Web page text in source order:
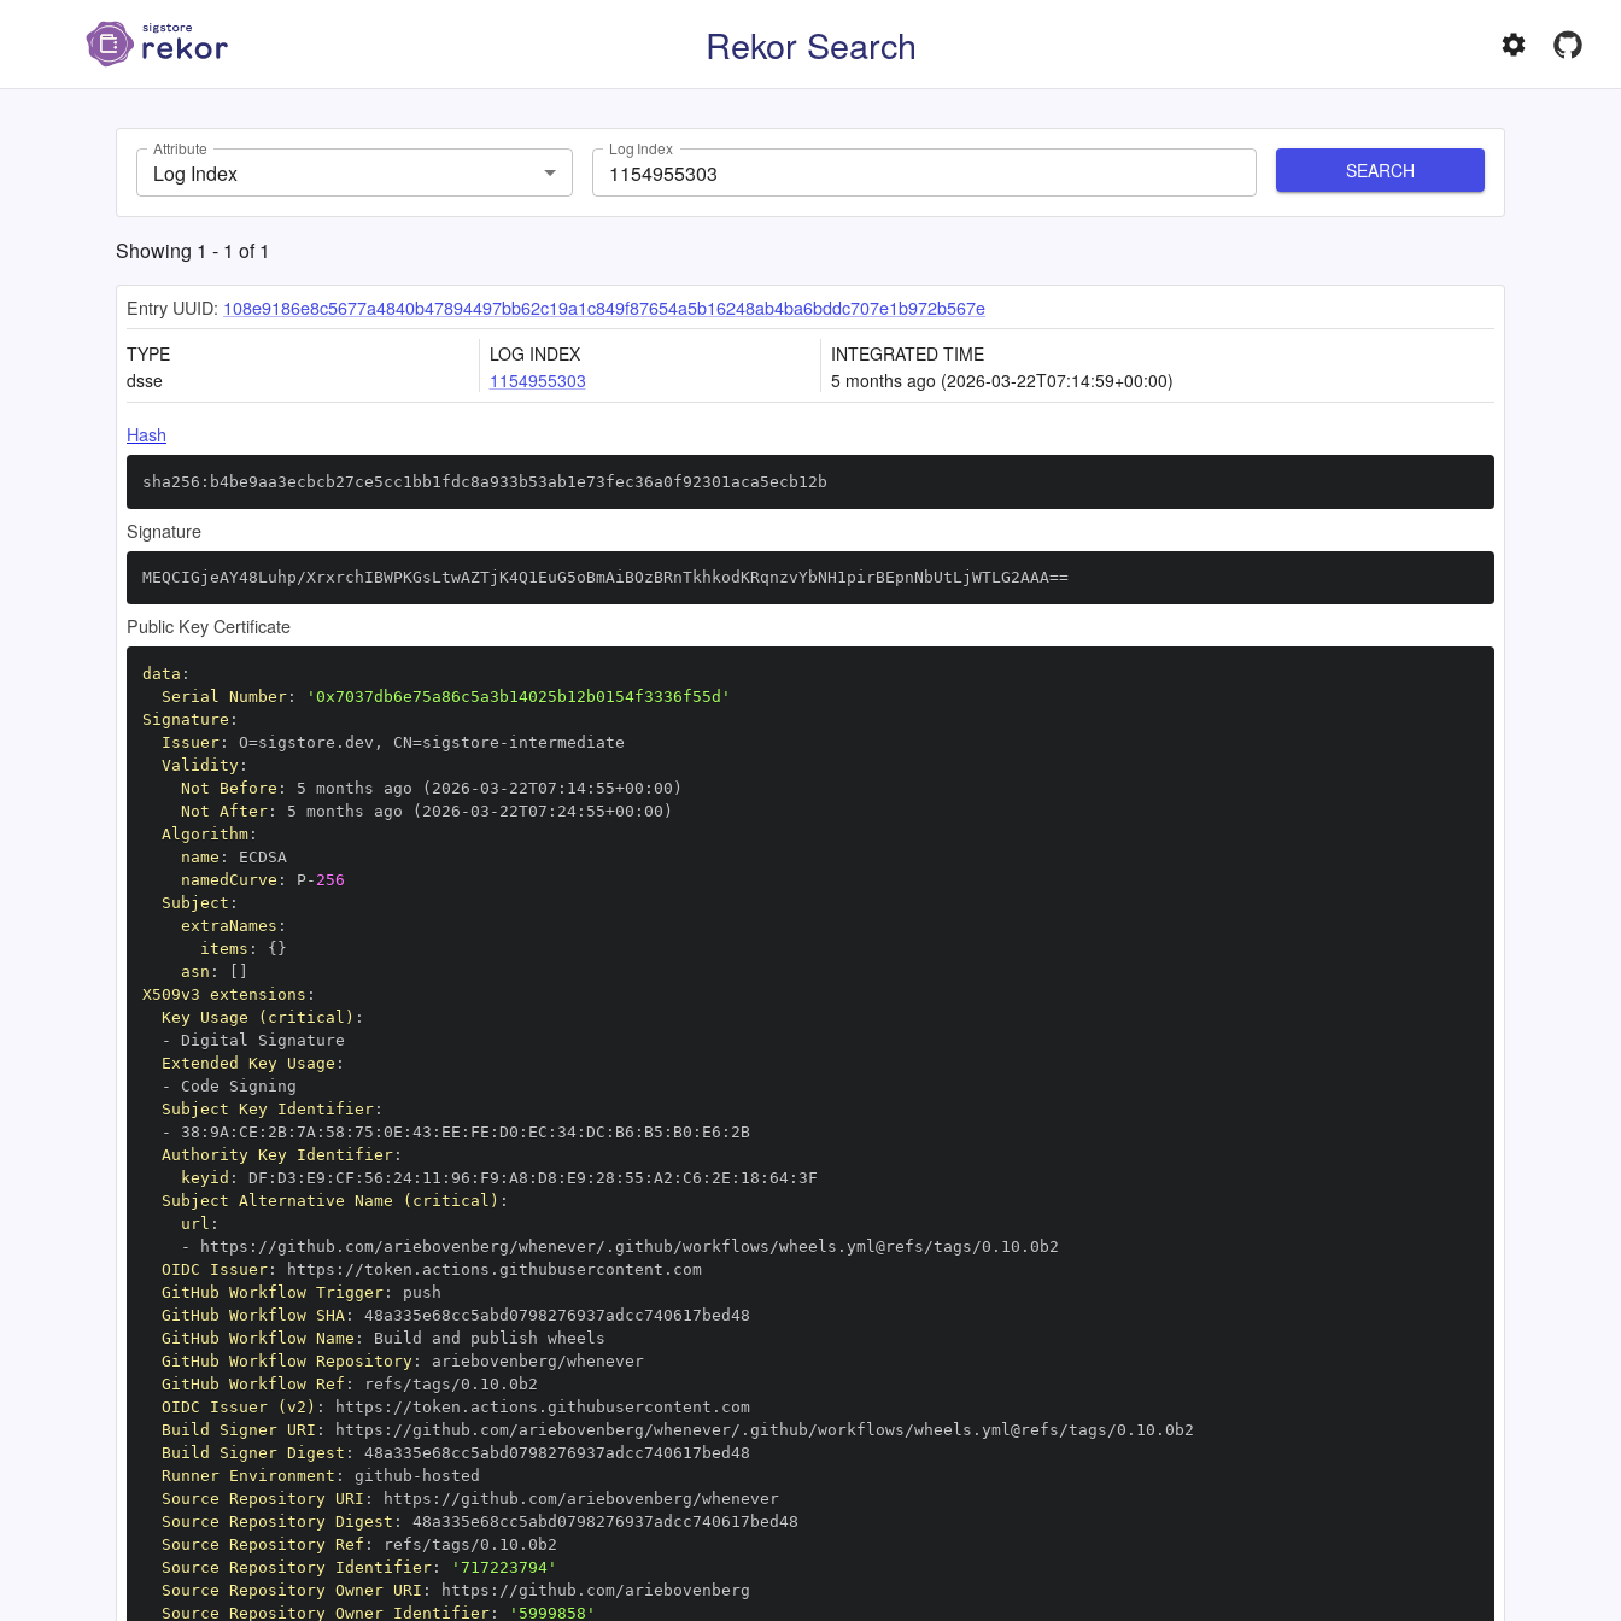
Rekor Search
Attribute
Log Index
Log Index
SEARCH
Showing 1 - 1 of1
Entry UUID: 108e9186e8c5677a4840b47894497bb62c19a1c849f87654a5b16248ab4ba6bddc707e1b972b567e
TYPE
dsse
LOG INDEX
1154955303
INTEGRATED TIME
5 months ago (2026-03-22T07:14:59+00:00)
Hash
sha256:b4be9aa3ecbcb27ce5cc1bb1fdc8a933b53ab1e73fec36a0f92301aca5ecb12b
Signature
MEQCIGjeAY48Luhp/XrxrchIBWPKGsLtwAZTjK4Q1EuG5oBmAiBOzBRnTkhkodKRqnzvYbNH1pirBEpnNbUtLjWTLG2AAA==
Public Key Certificate
data :
Serial Number:
'0x7037db6e75a86c5a3b14025b12b0154f3336f55d'
Signature :
Issuer: O=sigstore.dev , CN=sigstore -
Validity:
Not Before : 5 months ago (2026 -03 - 22T07 : 14: 55+00 :
Not After: 5 months ago (2026 -03 - 22T07 : 24: 55+00 :
Algorithm:
name :
namedCurve : P- 256
Subject :
extraNames :
items : { }
asn :
X509v3 extensions :
Key Usage (critical) :
-
Extended Key Usage :
-
Subject Key Identifier:
-
38 : 9A : CE : 2B: 7A : 58 : 75 : 0E : 43 : EE : FE : D0 : EC : 34: DC : B6 : B5 : B0 : E6 :
2B
Authority Key Identifier:
keyid : DF : D3 : E9 : CF : 56 : 24: 11 : 96 : F9 : A8 : D8 : E9 : 28 : 55 : A2 : C6 : 2E : 18 : 64:
Subject Alternative Name (critical) :
url :
-
https :
OIDC Issuer: https :
//token.actions.githubusercontent.com
GitHub Workflow Trigger:
GitHub Workflow SHA:
GitHub Workflow Name :
GitHub Workflow Repository:
ariebovenberg/whenever
GitHub Workflow Ref :
OIDC Issuer (v2) : https :
//token.actions.githubusercontent.com
Build Signer URI : https :
Build Signer Digest :
Runner Environment : github -
Source Repository URI : https :
//github.com/ariebovenberg/whenever
Source Repository Digest :
Source Repository Ref :
Source Repository Identifier:
'717223794'
Source Repository Owner URI : https :
Source Repository Owner Identifier: '5999858'